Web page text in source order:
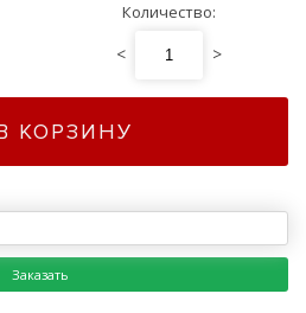
Количество:
< >
КОРЗИНУ
Заказать